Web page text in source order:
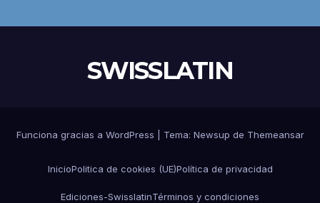
entradas
SWISSLATIN
Funciona gracias a WordPress Tema: Newsup de Themeansar
InicioPolitica de cookies (UE)Política de privacidad
Ediciones-SwisslatinTérminos y condiciones